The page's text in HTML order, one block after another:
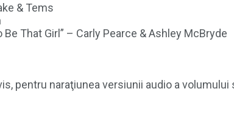
& Tems
That Girl” – Carly Pearce & Ashley McBryde
pentru naraţiunea versiunii audio a volumului